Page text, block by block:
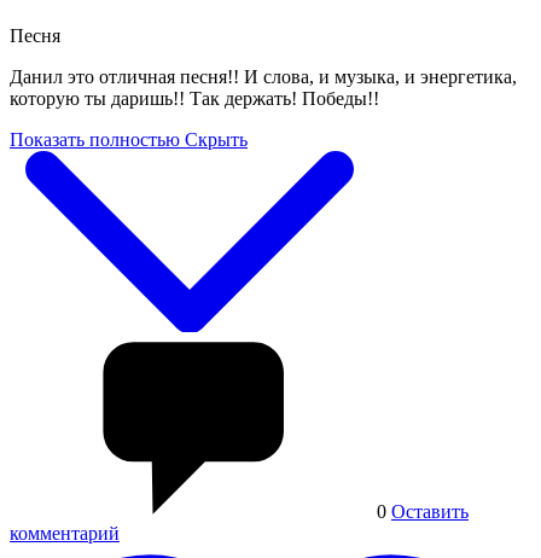
Песня
Данил это отличная песня!! И слова, и музыка, и энергетика,
которую ты даришь!! Так держать! Победы!!
Показать полностью Скрыть
0 Оставить
комментарий